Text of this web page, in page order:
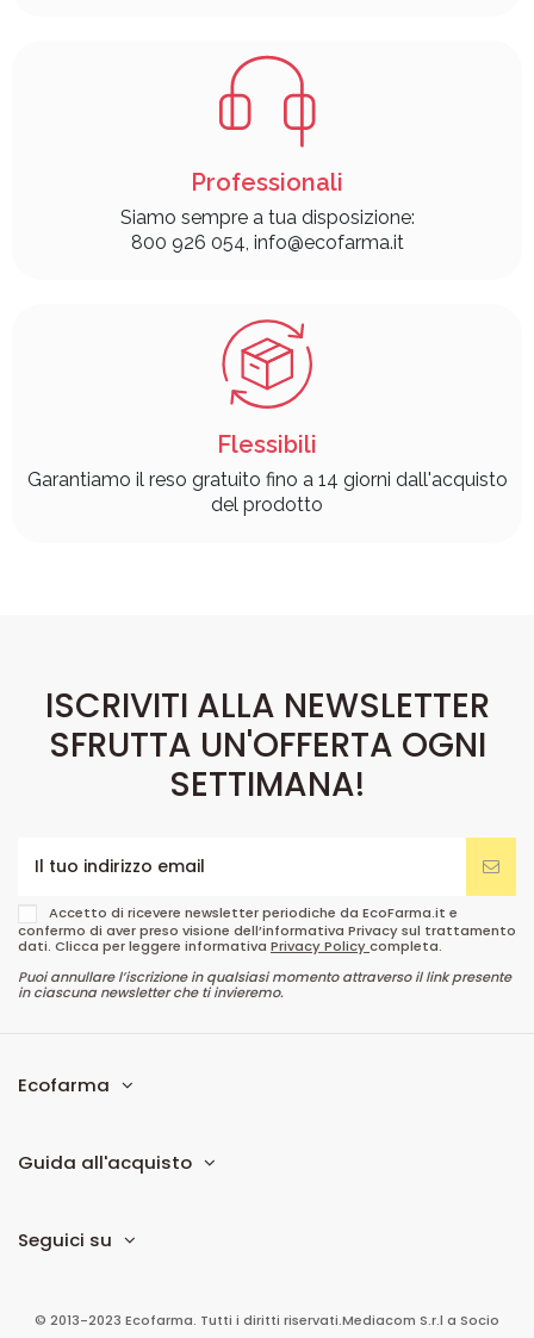
Professionali
Siamo sempre a tua disposizione:
800 926 054, info@ecofarma.it
Flessibili
Garantiamo il reso gratuito fino a 14 giorni dall'acquisto
del prodotto
ISCRIVITI ALLA NEWSLETTER
SFRUTTA UN'OFFERTA OGNI
SETTIMANA!
Accetto di ricevere newsletter periodiche da EcoFarma.it e
confermo di aver preso visione dell’informativa Privacy sul trattamento
dati. Clicca per leggere informativa Privacy Policycompleta.
Puoi annullare l’iscrizione in qualsiasi momento attraverso il link presente
in ciascuna newsletter che ti invieremo.
Ecofarma
Guida all'acquisto
Seguici su
© 2013-2023 Ecofarma. Tutti i diritti riservati.Mediacom S.r.l a Socio